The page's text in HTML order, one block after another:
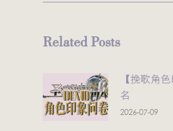
章：
Related Posts
【挽歌角
名
2026-07-09